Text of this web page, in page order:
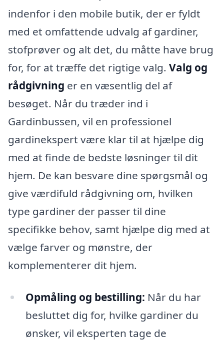
indenfor i den mobile butik, der er fyldt
med et omfattende udvalg af gardiner,
stofprøver og alt det, du måtte have brug
for, for at træffe det rigtige valg. Valg og
rådgivning er en væsentlig del af
besøget. Når du træder ind i
Gardinbussen, vil en professionel
gardinekspert være klar til at hjælpe dig
med at finde de bedste løsninger til dit
hjem. De kan besvare dine spørgsmål og
give værdifuld rådgivning om, hvilken
type gardiner der passer til dine
specifikke behov, samt hjælpe dig med at
vælge farver og mønstre, der
komplementerer dit hjem.
Opmåling og bestilling: Når du har
besluttet dig for, hvilke gardiner du
ønsker, vil eksperten tage de